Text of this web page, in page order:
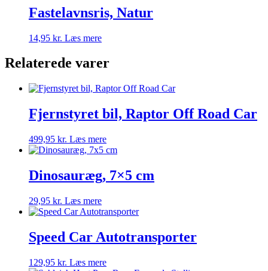
Fastelavnsris, Natur
14,95 kr. Læs mere
Relaterede varer
Fjernstyret bil, Raptor Off Road Car
499,95 kr. Læs mere
Dinosauræg, 7×5 cm
29,95 kr. Læs mere
Speed Car Autotransporter
129,95 kr. Læs mere